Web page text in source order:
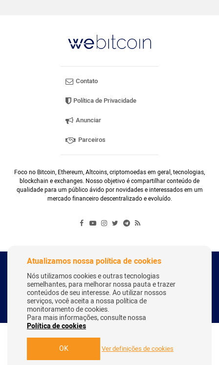
Contato
Política de Privacidade
Anunciar
Parceiros
Foco no Bitcoin, Ethereum, Altcoins, criptomoedas em geral, tecnologias,
blockchain e exchanges. Nosso objetivo é compartilhar conteúdo de
qualidade para um público ávido por novidades e interessados em um
mercado financeiro descentralizado e evoluído.
Copyright Webitcoin 2018 - Todos os Direitos Reservados
Desenvolvido por: Herick Correa
Atualizamos nossa política de cookies
Nós utilizamos cookies e outras tecnologias
semelhantes, para melhorar nossa pauta e trazer
conteúdos de seu interesse. Ao utilizar nossos
serviços, você aceita a nossa política de
monitoramento de cookies.
Para mais informações, consulte nossa
Política de cookies
OK Ver definições de cookies